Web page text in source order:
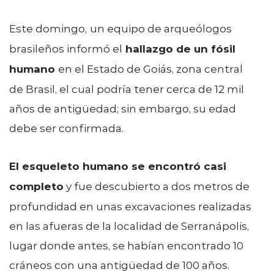
Este domingo, un equipo de arqueólogos
brasileños informó el hallazgo de un fósil
humano en el Estado de Goiás, zona central
de Brasil, el cual podría tener cerca de 12 mil
años de antigüedad; sin embargo, su edad
debe ser confirmada.
El esqueleto humano se encontró casi
completo y fue descubierto a dos metros de
profundidad en unas excavaciones realizadas
en las afueras de la localidad de Serranápolis,
lugar donde antes, se habían encontrado 10
cráneos con una antigüedad de 100 años.